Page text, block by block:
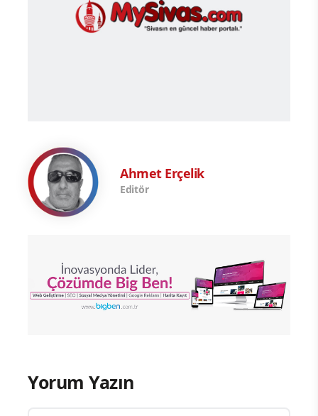
Ahmet Erçelik
Editör
Yorum Yazın